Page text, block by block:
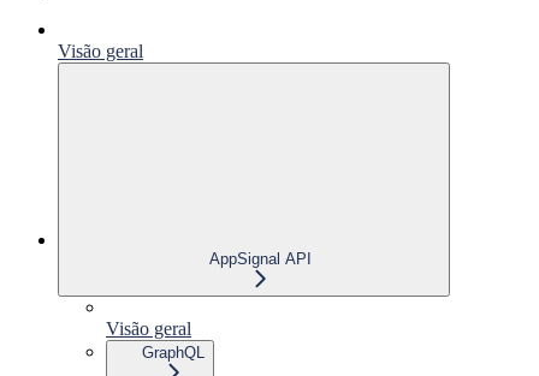
Visão geral
AppSignal API
Visão geral
GraphQL